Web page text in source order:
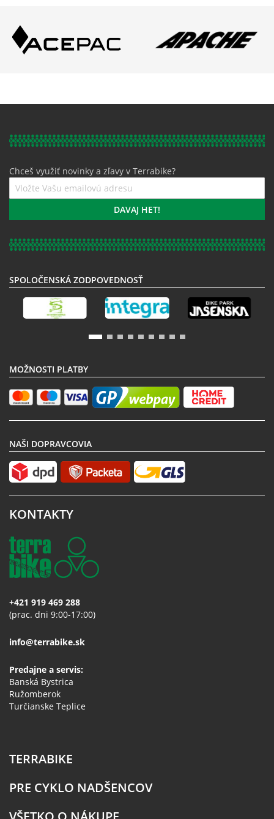
Chceš využiť novinky a zľavy v Terrabike?
Prihláste
sa
odberu
DAVAJ HET!
SPOLOČENSKÁ ZODPOVEDNOSŤ
MOŽNOSTI PLATBY
NAŠI DOPRAVCOVIA
KONTAKTY
+421 919 469 288
(prac. dni 9:00-17:00)
info@terrabike.sk
Predajne a servis:
Banská Bystrica
Ružomberok
Turčianske Teplice
TERRABIKE
PRE CYKLO NADŠENCOV